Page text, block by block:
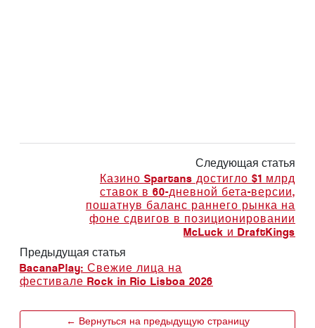
Следующая статья
Казино Spartans достигло $1 млрд
ставок в 60-дневной бета-версии,
пошатнув баланс раннего рынка на
фоне сдвигов в позиционировании
McLuck и DraftKings
Предыдущая статья
BacanaPlay: Свежие лица на
фестивале Rock in Rio Lisboa 2026
← Вернуться на предыдущую страницу